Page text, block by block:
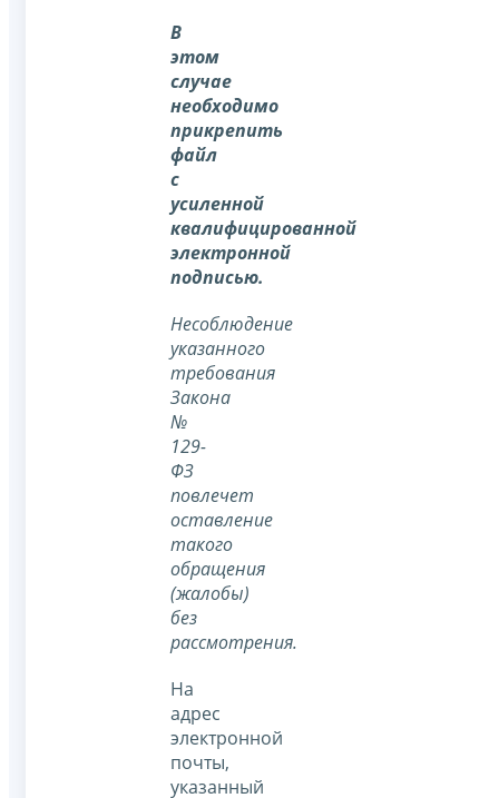
В
этом
случае
необходимо
прикрепить
файл
с
усиленной
квалифицированной
электронной
подписью.
Несоблюдение
указанного
требования
Закона
№
129-
ФЗ
повлечет
оставление
такого
обращения
(жалобы)
без
рассмотрения.
На
адрес
электронной
почты,
указанный